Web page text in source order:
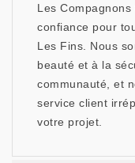
Les
confiance pour
Les Fins. Nous
beauté et à la
communauté, et
service client
votre projet.